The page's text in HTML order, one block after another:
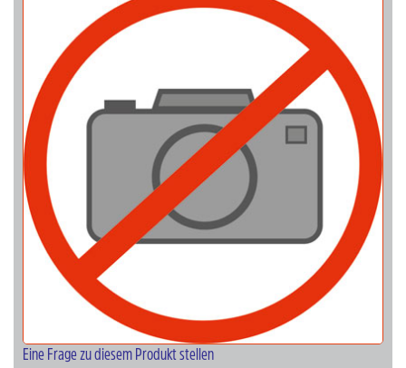
Eine Frage zu diesem Produkt stellen